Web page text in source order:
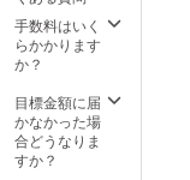
「原材
料及び
添加物
はお届
け商品
のラベ
援が複
数点頂
いた場
NFT保
有特典
最上位
の特典
ル版ラ
ベル）
特別
ル(No.1
～10)限
定 ・初
めに創
（特別
シリア
ル版ラ
特別
シリア
ル(No.1
～10)限
証（10
枚のみ
の特
神零リ
ピート
購入
15%割
手数料はいく
らかかります
か？
目標金額に届
かなかった場
合どうなりま
すか？